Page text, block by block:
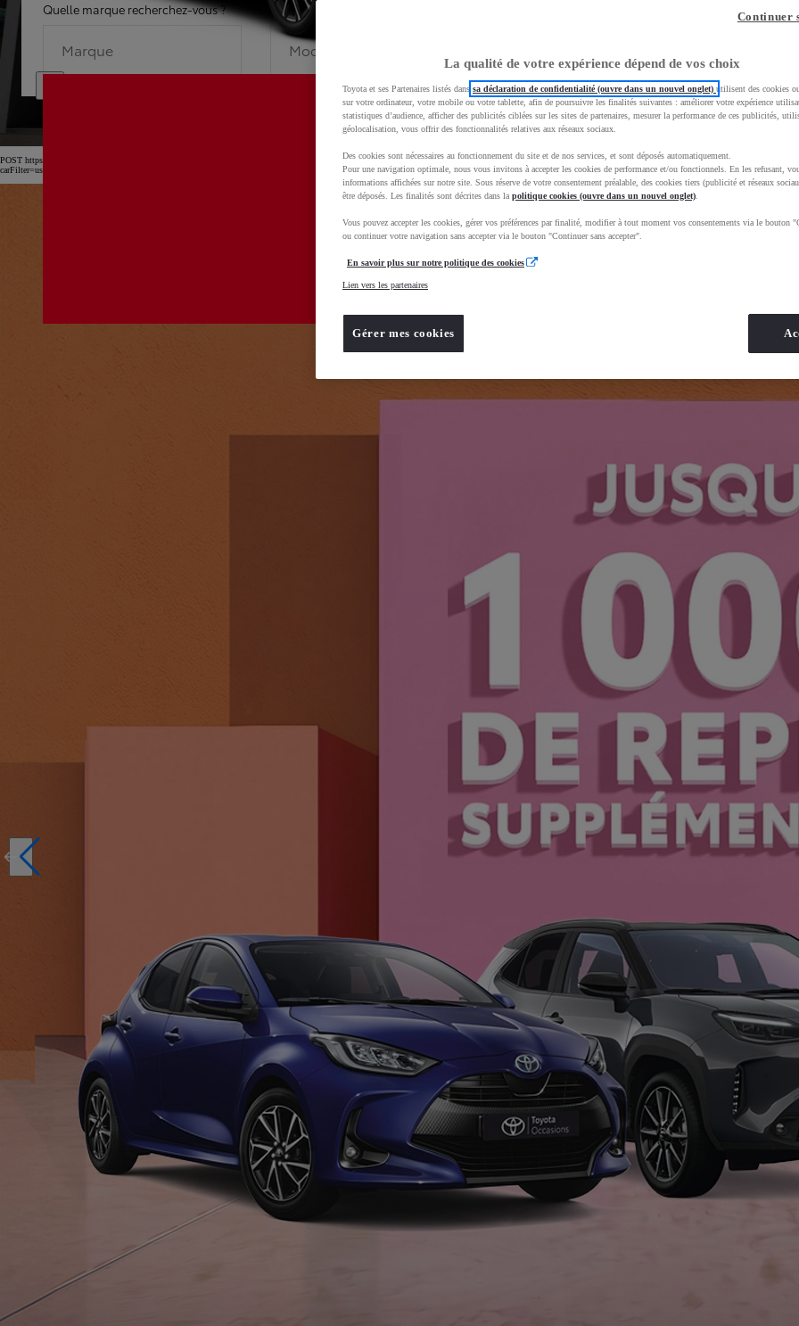
Nouvelle Yaris Cross
Disponible prochainement
Quelle marque recherchez-vous ?
Marque
Quel modèle recherchez-vous ?
Modèle
Dans quelle
POST https://usc-webcomponents.toyota-europe.com/v1/car-filter-header/fr/fr?
La qualité de votre expérience dépend de vos choix
Toyota et ses Partenaires listés dans sa déclaration de confidentialité (ouvre dans un nouvel onglet) utilisent des cookies
sur votre ordinateur, votre mobile ou votre tablette, afin de poursuivre les finalités suivantes : améliorer votre expérience
statistiques d’audience, afficher des publicités ciblées sur les sites de partenaires, mesurer la performance de ces publicités,
géolocalisation, vous offrir des fonctionnalités relatives aux réseaux sociaux.
Des cookies sont nécessaires au fonctionnement du site et de nos services, et sont déposés automatiquement.
Pour une navigation optimale, nous vous invitons à accepter les cookies de performance et/ou fonctionnels. En les refusant,
informations affichées sur notre site. Sous réserve de votre consentement préalable, des cookies tiers (publicité et réseaux
être déposés. Les finalités sont décrites dans la politique cookies (ouvre dans un nouvel onglet)
Vous pouvez accepter les cookies, gérer vos préférences par finalité, modifier à tout moment vos consentements via le bouton
ou continuer votre navigation sans accepter via le bouton "Continuer sans accepter".
En savoir plus sur notre politique des cookies
Lien vers les partenaires
Gérer mes cookies
Continuer